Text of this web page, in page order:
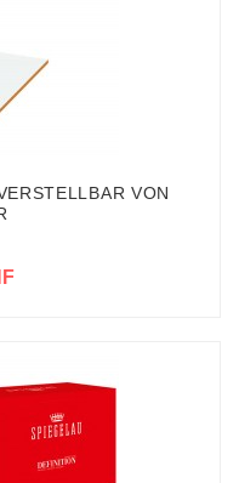
VON